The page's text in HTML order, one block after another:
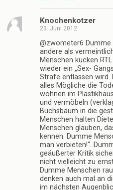
„Aha…“ zu rufen und
(0)
Antworten
Chef
22. Juni 2012
raucher sind blöd.
0 )
Antworten
Chantal
22. Juni 2012
Wer bezahlt sonst die
liegen? Schmidt lebt
bekommen auch